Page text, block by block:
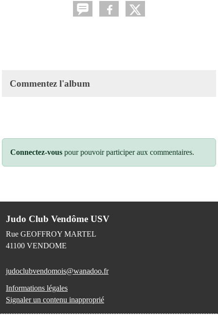
Commentez l'album
Connectez-vous pour pouvoir participer aux commentaires.
Judo Club Vendôme USV
Rue GEOFFROY MARTEL
41100 VENDOME
judoclubvendomois@wanadoo.fr
Informations légales
Signaler un contenu inapproprié